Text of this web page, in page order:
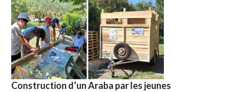
Construction d’un Araba par les jeunes